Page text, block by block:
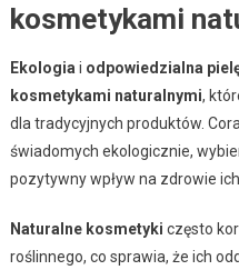
kosmetykami
Ekologia i odpowiedzialna
kosmetykami naturalnymi,
dla tradycyjnych produktów.
świadomych ekologicznie,
pozytywny wpływ na zdrowie
Naturalne kosmetyki często
roślinnego, co sprawia, że ich